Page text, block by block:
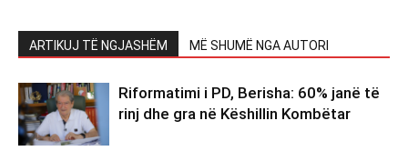
ARTIKUJ TË NGJASHËM MË SHUMË NGA AUTORI
Riformatimi i PD, Berisha: 60% janë të
rinj dhe gra në Këshillin Kombëtar